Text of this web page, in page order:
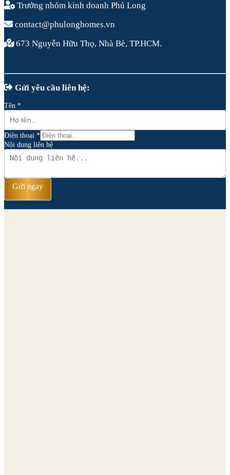
Trưởng nhóm kinh doanh Phú Long
contact@phulonghomes.vn
673 Nguyễn Hữu Thọ, Nhà Bè, TP.HCM.
Gửi yêu cầu liên hệ:
Tên *
Điện thoại *
Nội dung liên hệ
Gửi ngay